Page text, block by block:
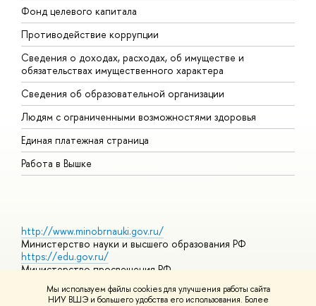
Мы используем файлы cookies для улучшения работы сайта
НИУ ВШЭ и большего удобства его использования. Более
Фонд целевого капитала
Противодействие коррупции
Сведения о доходах, расходах, об имуществе и
обязательствах имущественного характера
Сведения об образовательной организации
Людям с ограниченными возможностями здоровья
Единая платежная страница
Работа в Вышке
http://www.minobrnauki.gov.ru/
Министерство науки и высшего образования РФ
https://edu.gov.ru/
Министерство просвещения РФ
https://elearning.hse.ru/mooc
Массовые открытые онлайн-курсы